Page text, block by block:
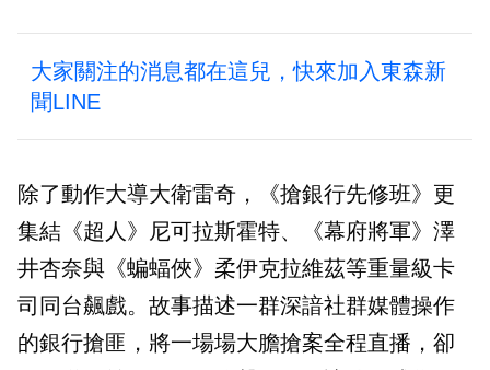
大家關注的消息都在這兒，快來加入東森新
聞LINE
除了動作大導大衛雷奇，《搶銀行先修班》更
集結《超人》尼可拉斯霍特、《幕府將軍》澤
井杏奈與《蝙蝠俠》柔伊克拉維茲等重量級卡
司同台飆戲。故事描述一群深諳社群媒體操作
的銀行搶匪，將一場場大膽搶案全程直播，卻